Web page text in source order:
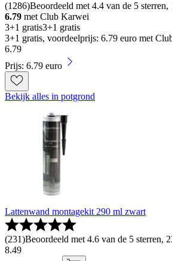
(1286)Beoordeeld met 4.4 van de 5
6.79 met Club Karwei
3+1 gratis3+1 gratis
3+1 gratis, voordeelprijs: 6.79 euro met
6.79
Prijs: 6.79 euro
Bekijk alles in potgrond
Lattenwand montagekit 290 ml zwart
(231)Beoordeeld met 4.6 van de 5 sterren,
8.49